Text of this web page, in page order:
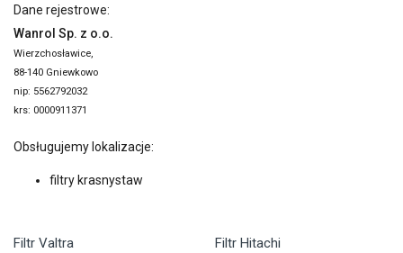
Dane rejestrowe:
Wanrol Sp. z o.o.
Wierzchosławice,
88-140 Gniewkowo
nip: 5562792032
krs: 0000911371
Obsługujemy lokalizacje:
filtry krasnystaw
Filtr Valtra Filtr Hitachi